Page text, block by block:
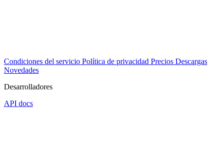
Condiciones del servicio Política de privacidad Precios Descargas
Novedades
Desarrolladores
API docs